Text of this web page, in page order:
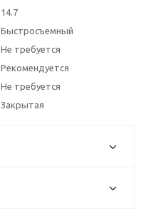
14.7
Быстросъемный
Не требуется
Рекомендуется
Не требуется
Закрытая